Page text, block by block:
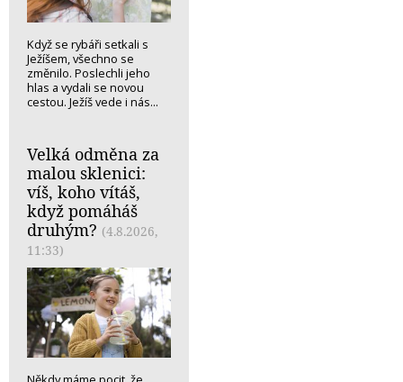
Když se rybáři setkali s
Ježíšem, všechno se
změnilo. Poslechli jeho
hlas a vydali se novou
cestou. Ježíš vede i nás...
Velká odměna za
malou sklenici:
víš, koho vítáš,
když pomáháš
druhým? (4.8.2026,
11:33)